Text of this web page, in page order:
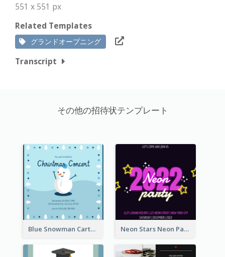
551 x 551 px
Related Templates
グランドオープニング
Transcript
その他の招待状テンプレート
Blue Snowman Cartoon Christmas Concert Invitation Neon Stars Neon Party 2020 Invitation